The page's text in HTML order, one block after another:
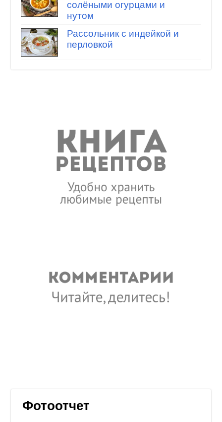
солёными огурцами и
нутом
Рассольник с индейкой и
перловкой
Фотоотчет